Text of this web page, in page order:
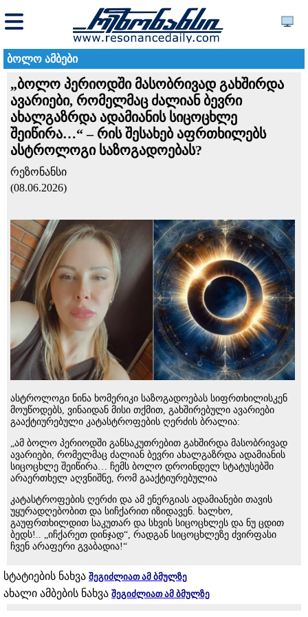
ბოლო ამბები
„ბოლო პერიოდში მასობრივად გახშირდა
ავარიები, რომელმაც ძალიან ბევრი
ახალგაზრდა ადამიანის სიცოცხლე
შეიწირა…“ – რის შესახებ აფრთხილებს
ასტროლოგი საზოგადოებას?
რეზონანსი
(08.06.2026)
ასტროლოგი ნინა ხომერიკი საზოგადოებას სიფრთხილისკენ
მოუწოდებს, ვინაიდან მისი თქმით, გახშირებული ავარიები
გააქტიურებული კატასტროფების ღერძის ბრალია:
„ამ ბოლო პერიოდში განსაკუთრებით გახშირდა მასობრივად
ავარიები, რომელმაც ძალიან ბევრი ახალგაზრდა ადამიანის
სიცოცხლე შეიწირა… ჩემს ბოლო დროინდელ სტატუსებში
არაერთხელ აღვნიშნე, რომ გააქტიურებულია
კატასტროფების ღერძი და ამ ენერგიას ადამიანები თავის
უყურადღებობით და სიჩქარით იზიდავენ. ხალხო,
გაუფრთხილდით საკუთარ და სხვის სიცოცხლეს და ნუ ცდით
ბედს!.. „იჩქარეთ დინჯად“, რადგან სიცოცხლეზე ძვირფასი
ჩვენ არაფერი გვაბადია!“
სტატიების ნახვა შეგიძლიათ ამ ბმულზე
ახალი ამბების ნახვა შეგიძლიათ ამ ბმულზე